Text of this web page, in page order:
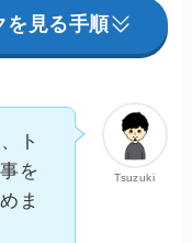
を見る手順
Tsuzuki
ト
を
ま